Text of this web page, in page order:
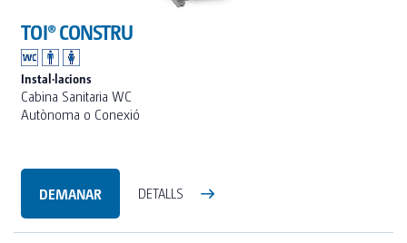
TOI® CONSTRU
Instal·lacions
Cabina Sanitaria WC
Autònoma o Conexió
DEMANAR DETALLS